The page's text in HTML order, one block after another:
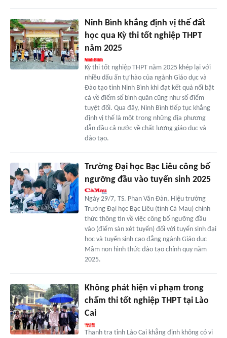
Ninh Bình khẳng định vị thế đất
học qua Kỳ thi tốt nghiệp THPT
năm 2025
Kỳ thi tốt nghiệp THPT năm 2025 khép lại với
nhiều dấu ấn tự hào của ngành Giáo dục và
Đào tạo tỉnh Ninh Bình khi đạt kết quả nổi bật
cả về điểm số bình quân cũng như số điểm
tuyệt đối. Qua đây, Ninh Bình tiếp tục khẳng
định vị thế là một trong những địa phương
dẫn đầu cả nước về chất lượng giáo dục và
đào tạo.
Trường Đại học Bạc Liêu công bố
ngưỡng đầu vào tuyển sinh 2025
Ngày 29/7, TS. Phan Văn Đàn, Hiệu trưởng
Trường Đại học Bạc Liêu (tỉnh Cà Mau) chính
thức thông tin về việc công bố ngưỡng đầu
vào (điểm sàn xét tuyển) đối với tuyển sinh đại
học và tuyển sinh cao đẳng ngành Giáo dục
Mầm non hình thức đào tạo chính quy năm
2025.
Không phát hiện vi phạm trong
chấm thi tốt nghiệp THPT tại Lào
Cai
Thanh tra tỉnh Lào Cai khẳng định không có vi